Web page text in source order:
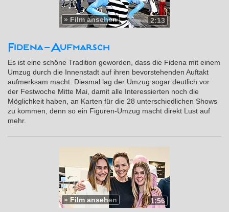
2:13
» Film ansehen
Fidena-Aufmarsch
Es ist eine schöne Tradition geworden, dass die Fidena mit einem
Umzug durch die Innenstadt auf ihren bevorstehenden Auftakt
aufmerksam macht. Diesmal lag der Umzug sogar deutlich vor
der Festwoche Mitte Mai, damit alle Interessierten noch die
Möglichkeit haben, an Karten für die 28 unterschiedlichen Shows
zu kommen, denn so ein Figuren-Umzug macht direkt Lust auf
mehr.
1:56
» Film ansehen